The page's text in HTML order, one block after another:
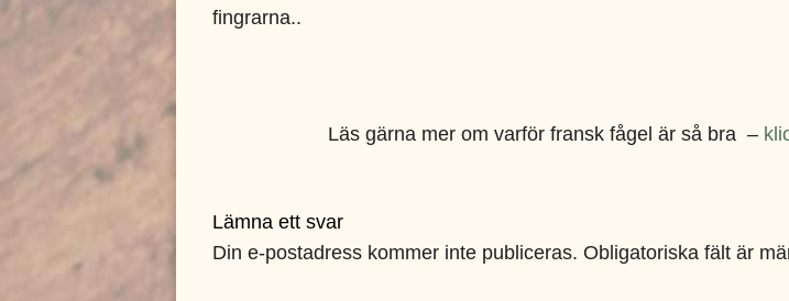
fingrarna..
Läs gärna mer om varför fransk fågel är så bra –
Lämna ett svar
Din e-postadress kommer inte publiceras. Obligatoriska fält är